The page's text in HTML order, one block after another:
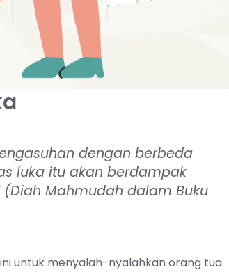
dengan berbeda
luka itu akan berdampak
Mahmudah dalam Buku
untuk menyalah-nyalahkan orang tua.